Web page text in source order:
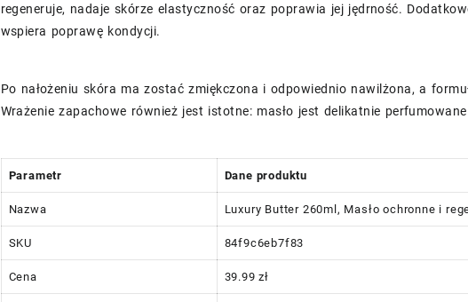
regeneruje, nadaje skórze elastyczność oraz poprawia jej jędrność.
wspiera poprawę kondycji.
Po nałożeniu skóra ma zostać zmiękczona i odpowiednio nawilżona, a
Wrażenie zapachowe również jest istotne: masło jest delikatnie
Parametr Dane produktu
Nazwa Luxury Butter 260ml, Masło ochronne i
SKU 84f9c6eb7f83
Cena 39.99 zł